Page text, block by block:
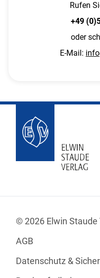
Rufen
+49
oder
E-Mail:
© 2026 Elwin Staude
AGB
Datenschutz &